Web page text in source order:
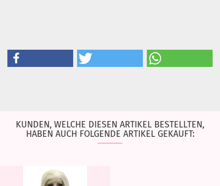
KUNDEN, WELCHE DIESEN ARTIKEL BESTELLTEN,
HABEN AUCH FOLGENDE ARTIKEL GEKAUFT: